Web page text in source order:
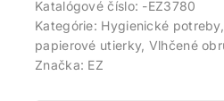
Katalógové číslo: -EZ3780
Kategórie: Hygienické
papierové utierky, Vlhčené
Značka: EZ